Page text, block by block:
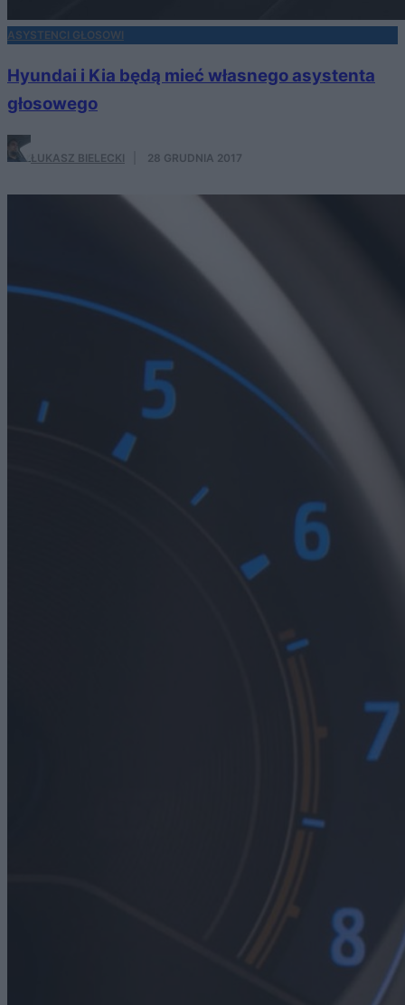
ASYSTENCI GŁOSOWI
Hyundai i Kia będą mieć własnego asystenta
głosowego
ŁUKASZ BIELECKI 28 GRUDNIA 2017